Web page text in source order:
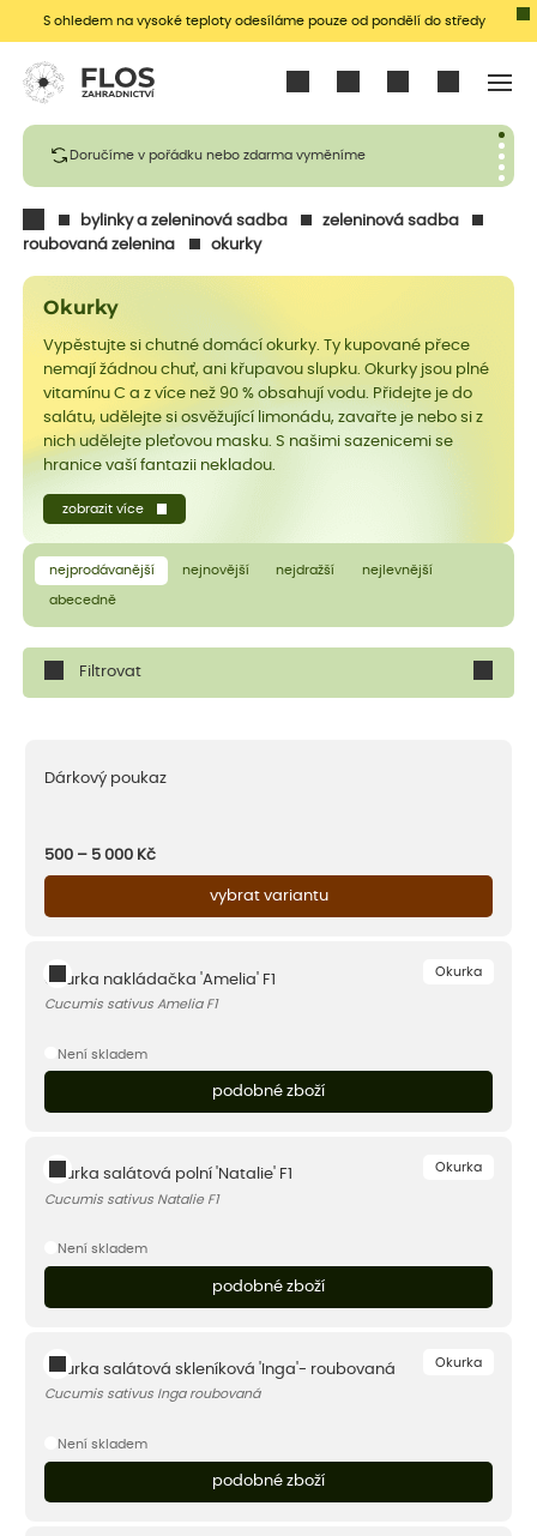
S ohledem na vysoké teploty odesíláme pouze od pondělí do středy
Doručíme v pořádku nebo zdarma vyměníme
bylinky a zeleninová sadba
zeleninová sadba
roubovaná zelenina
okurky
Okurky
Vypěstujte si chutné domácí okurky. Ty kupované přece
nemají žádnou chuť, ani křupavou slupku. Okurky jsou plné
vitamínu C a z více než 90 % obsahují vodu. Přidejte je do
salátu, udělejte si osvěžující limonádu, zavařte je nebo si z
nich udělejte pleťovou masku. S našimi sazenicemi se
hranice vaší fantazii nekladou.
zobrazit více
nejprodávanější nejnovější nejdražší nejlevnější
abecedně
Filtrovat
Dárkový poukaz
500 – 5 000 Kč
vybrat variantu
Okurka
Okurka nakládačka 'Amelia' F1
Cucumis sativus Amelia F1
Není skladem
podobné zboží
Okurka
Okurka salátová polní 'Natalie' F1
Cucumis sativus Natalie F1
Není skladem
podobné zboží
Okurka
Okurka salátová skleníková 'Inga'- roubovaná
Cucumis sativus Inga roubovaná
Není skladem
podobné zboží